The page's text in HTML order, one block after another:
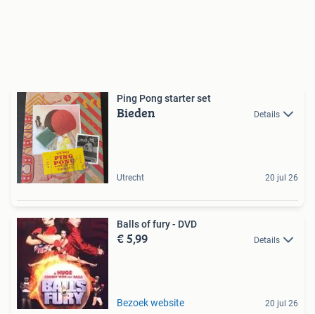
Ping Pong starter set
Bieden Details
Utrecht 20 jul 26
Balls of fury - DVD
€ 5,99 Details
Bezoek website 20 jul 26